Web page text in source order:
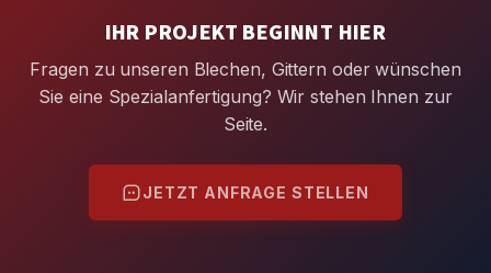
IHR PROJEKT BEGINNT HIER
Fragen zu unseren Blechen, Gittern oder wünschen
Sie eine Spezialanfertigung? Wir stehen Ihnen zur
Seite.
JETZT ANFRAGE STELLEN